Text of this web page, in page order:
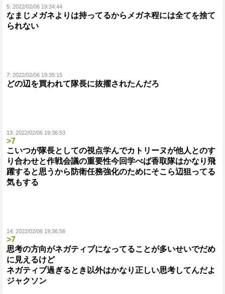
5: 2022/02/06 19:34:44
なまじメガネよりは持ってるからメガネ程には全てを捨て
られない
7: 2022/02/06 19:35:15
どの辺を買われて隊長に抜擢されたんだろ
13: 2022/02/06 19:36:53
>7
こいつが隊長としての視点学んでカトリーヌが他人とのす
り合わせと作戦会議の重要性今回学べば香取隊はかなり飛
躍すると思うから防衛任務強化のためにそこら辺狙ってる
気もする
14: 2022/02/06 19:36:56
>7
思考の方向がネガティブになってることが多いせいでだめ
に見えるけど
ネガティブ過ぎるとき以外はかなり正しい思考してんだよ
ジャクソン